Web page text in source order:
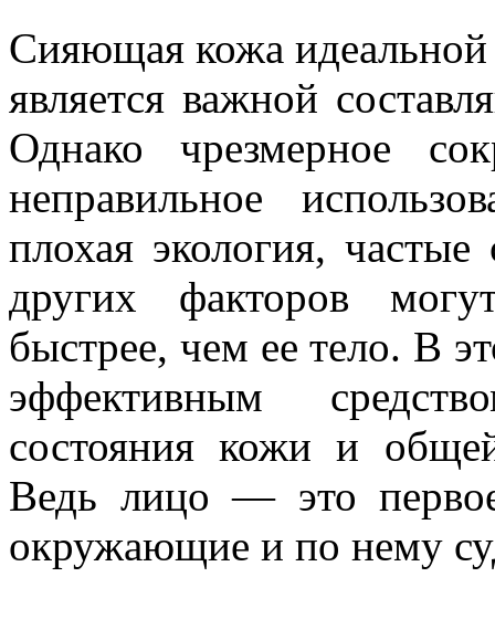
Сияющая кожа
является важной
Однако чрезмерное
неправильное
плохая экология,
других факторов
быстрее, чем ее тело. В
эффективным
состояния кожи и
Ведь лицо — это
окружающие и по нему